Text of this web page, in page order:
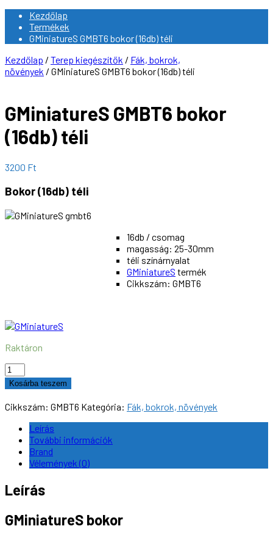
Kezdőlap
Termékek
GMiniatureS GMBT6 bokor (16db) téli
Kezdőlap / Terep kiegészítők / Fák, bokrok,
növények / GMiniatureS GMBT6 bokor (16db) téli
GMiniatureS GMBT6 bokor
(16db) téli
3200 Ft
Bokor (16db) téli
16db / csomag
magasság: 25-30mm
téli színárnyalat
GMiniatureS termék
Cikkszám: GMBT6
Raktáron
GMiniatureS
GMBT6
bokor
(16db)
téli
mennyiség
Kosárba teszem
Cikkszám: GMBT6 Kategória: Fák, bokrok, növények
Leírás
További információk
Brand
Vélemények (0)
Leírás
GMiniatureS bokor